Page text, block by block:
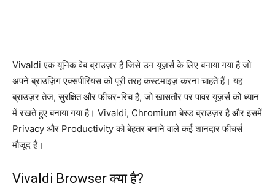
Vivaldi एक यूनिक वेब ब्राउज़र है जिसे उन यूज़र्स के लिए बनाया गया है जो
अपने ब्राउज़िंग एक्सपीरियंस को पूरी तरह कस्टमाइज़ करना चाहते हैं। यह
ब्राउज़र तेज, सुरक्षित और फीचर-रिच है, जो खासतौर पर पावर यूज़र्स को ध्यान
में रखते हुए बनाया गया है। Vivaldi, Chromium बेस्ड ब्राउज़र है और इसमें
Privacy और Productivity को बेहतर बनाने वाले कई शानदार फीचर्स
मौजूद हैं।
Vivaldi Browser क्या है?